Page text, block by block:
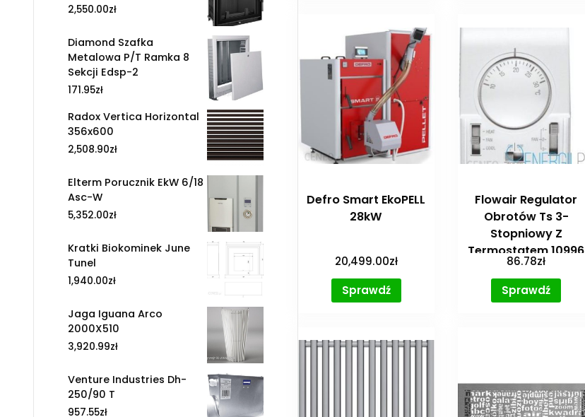
Defro Smart EkoPELL
28kW
20,499.00zł
Sprawdź
Flowair Regulator
Obrotów Ts 3-
Stopniowy Z
Termostatem 10996
86.78zł
Sprawdź
2,550.00zł
Diamond Szafka
Metalowa P/T Ramka 8
Sekcji Edsp-2
171.95zł
Radox Vertica Horizontal
356x600
2,508.90zł
Elterm Porucznik EkW 6/18
Asc-W
5,352.00zł
Kratki Biokominek June
Tunel
1,940.00zł
Jaga Iguana Arco
2000X510
3,920.99zł
Venture Industries Dh-
250/90 T
957.55zł